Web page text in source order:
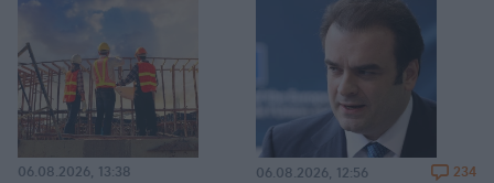
06.08.2026, 13:38 06.08.2026, 12:56 234